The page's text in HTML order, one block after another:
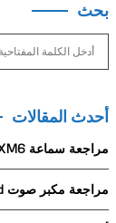
بحث
c
f
r
:
أحدث المقالات
مراجعة سماعة Sony WH-1000XM6
مراجعة مكبر صوت WiiM Sound